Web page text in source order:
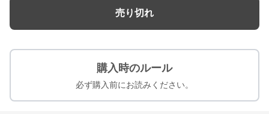
売り切れ
購入時のルール
必ず購入前にお読みください。